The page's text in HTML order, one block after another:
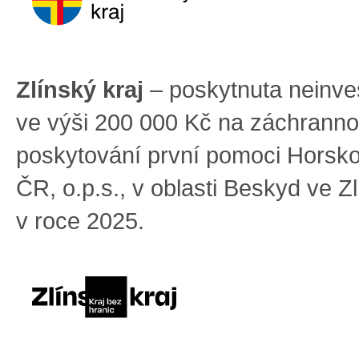
Zlínský kraj – poskytnuta
ve výši 200 000 Kč na
poskytování první pomoci
ČR, o.p.s., v oblasti Beskyd ve
v roce 2025.